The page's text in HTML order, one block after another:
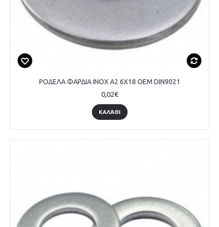
ΡΟΔΕΛΑ ΦΑΡΔΙΑ INOX A2 6Χ18 OEM DIN9021
0,02€
ΚΑΛΆΘΙ